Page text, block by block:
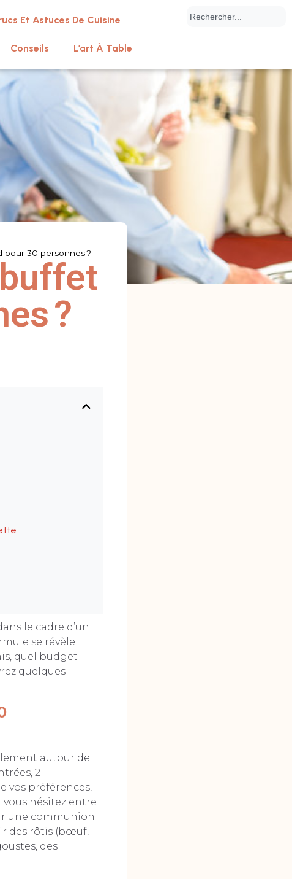
Et Astuces De Cuisine
Conseils L’art À Table
30 personnes ?
?
le cadre d’un
se révèle
quel budget
quelques
autour de
2
vos préférences,
vous hésitez entre
une communion
des rôtis (bœuf,
des